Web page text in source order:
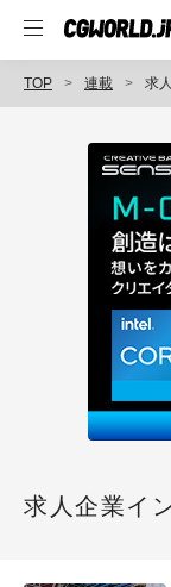
TOP 連載 求
求人企業イ